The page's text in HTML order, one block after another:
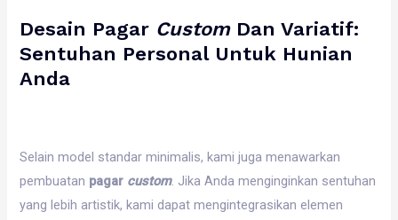
Desain Pagar CustomDan Variatif:
Sentuhan Personal Untuk Hunian
Anda
Selain model standar minimalis, kami juga menawarkan
pembuatan pagar custom. Jika Anda menginginkan sentuhan
yang lebih artistik, kami dapat mengintegrasikan elemen